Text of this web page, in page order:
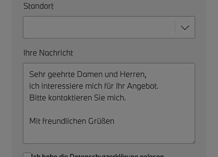
Standort
Ihre Nachricht